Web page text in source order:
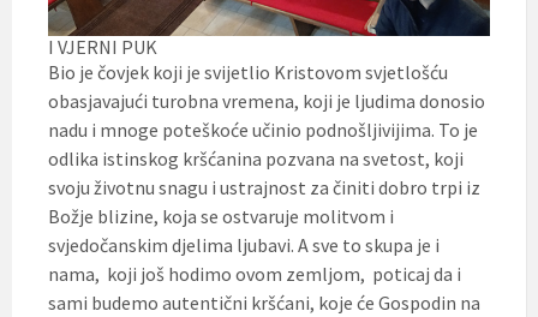
I VJERNI PUK
Bio je čovjek koji je svijetlio Kristovom svjetlošću
obasjavajući turobna vremena, koji je ljudima donosio
nadu i mnoge poteškoće učinio podnošljivijima. To je
odlika istinskog kršćanina pozvana na svetost, koji
svoju životnu snagu i ustrajnost za činiti dobro trpi iz
Božje blizine, koja se ostvaruje molitvom i
svjedočanskim djelima ljubavi. A sve to skupa je i
nama, koji još hodimo ovom zemljom, poticaj da i
sami budemo autentični kršćani, koje će Gospodin na